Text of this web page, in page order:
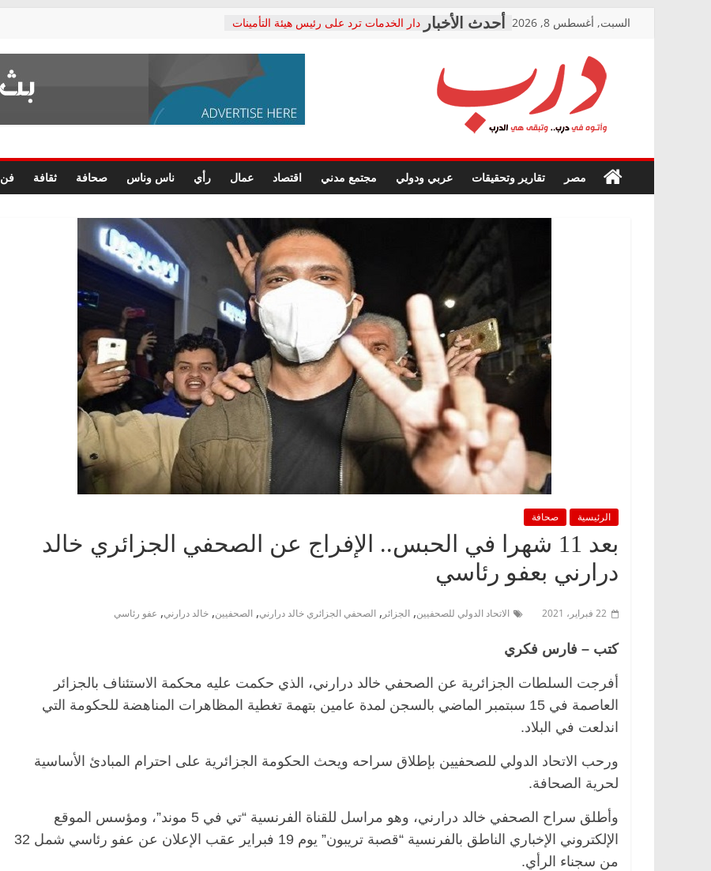
السبت, أغسطس 8, 2026
دار الخدمات ترد على رئيس هيئة التأمينات
معاناة أصحاب المعاشات.. ونطالب بكشف
فرحات سليمان يكتب: القطاع الصحي إلى
حزب التحالف الشعبي يطلق لجنة “الحق
صور .. اعتماد الرسومات النهائية للقرار
الوزاري لمدينة الصحفيين.. وانتهاء أعمال
إنشاء المبنى الإداري
متابعة قضية الدكتور محمد زهران.. ويؤكد:
قرينة البراءة وضمانات المحاكمة العادلة
درب
في
درب..
مصر تقارير وتحقيقات عربي ودولي مجتمع مدني اقتصاد عمال رأي ناس وناس صحافة ثقافة فن
الرئيسية صحافة
بعد 11 شهرا في الحبس.. الإفراج عن الصحفي الجزائري خالد
درارني بعفو رئاسي
22 فبراير، 2021 الاتحاد الدولي للصحفيين, الجزائر , الصحفي الجزائري خالد درارني, الصحفيين, خالد درارني, عفو رئاسي
كتب – فارس فكري
أفرجت السلطات الجزائرية عن الصحفي خالد درارني، الذي حكمت عليه محكمة الاستئناف بالجزائر
العاصمة في 15 سبتمبر الماضي بالسجن لمدة عامين بتهمة تغطية المظاهرات المناهضة للحكومة التي
اندلعت في البلاد.
ورحب الاتحاد الدولي للصحفيين بإطلاق سراحه ويحث الحكومة الجزائرية على احترام المبادئ الأساسية
لحرية الصحافة.
وأطلق سراح الصحفي خالد درارني، وهو مراسل للقناة الفرنسية “تي في 5 موند”، ومؤسس الموقع
الإلكتروني الإخباري الناطق بالفرنسية “قصبة تريبون” يوم 19 فبراير عقب الإعلان عن عفو رئاسي شمل 32
من سجناء الرأي.
الرئيسية مصر ناس وناس
حسين عبدالهادي فارس مقاومة
الخصخصة الذي دافع عن المال العام
(بروفايل)
في ذكرى رحيله.. د. نور فرحات فقيه
قانوني دافع عن قضايا الوطن وانحاز
للحرية (بروفايل)
ناس وناس
فاروق.. خبير اقتصادي
بذكرى ميلاده وحيداً على أبواب